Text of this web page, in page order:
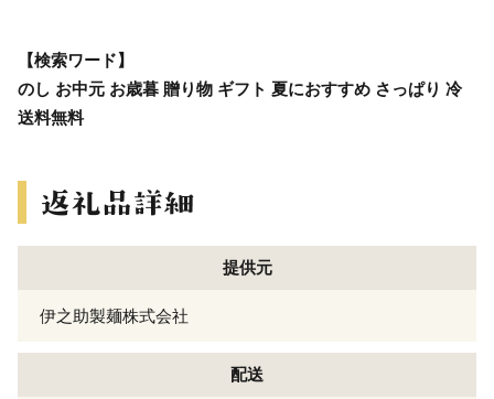
【検索ワード】
のし お中元 お歳暮 贈り物 ギフト 夏におすすめ さっぱり 冷
送料無料
提供元
伊之助製麺株式会社
配送